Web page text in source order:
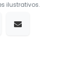
ilustrativos.